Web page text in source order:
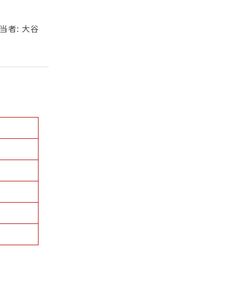
者: 大谷